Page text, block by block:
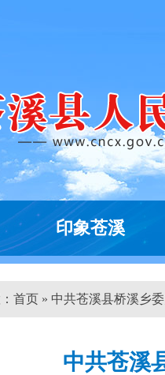
印象苍溪
首页 » 中共苍溪县桥溪乡
中共苍溪